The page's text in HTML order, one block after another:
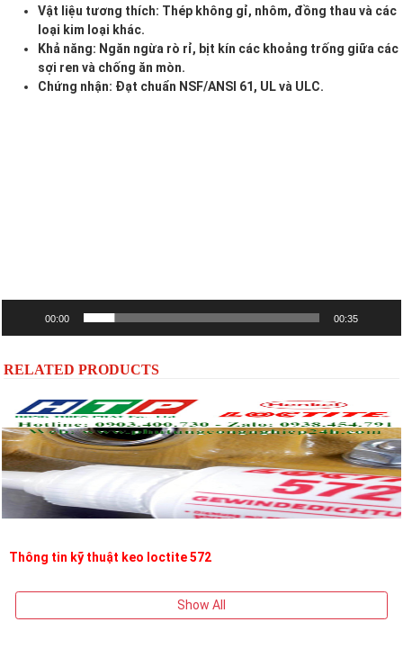
Vật liệu tương thích: Thép không gỉ, nhôm, đồng thau và các
loại kim loại khác.
Khả năng: Ngăn ngừa rò rỉ, bịt kín các khoảng trống giữa các
sợi ren và chống ăn mòn.
Chứng nhận: Đạt chuẩn NSF/ANSI 61, UL và ULC.
00:00 00:35
RELATED PRODUCTS
Thông tin kỹ thuật keo loctite 572
Show All